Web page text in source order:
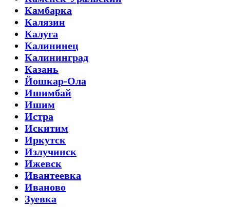
Камбарка
Калязин
Калуга
Калининец
Калининград
Казань
Йошкар-Ола
Ишимбай
Ишим
Истра
Искитим
Иркутск
Излучинск
Ижевск
Ивантеевка
Иваново
Зуевка